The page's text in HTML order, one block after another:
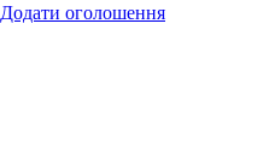
Додати оголошення